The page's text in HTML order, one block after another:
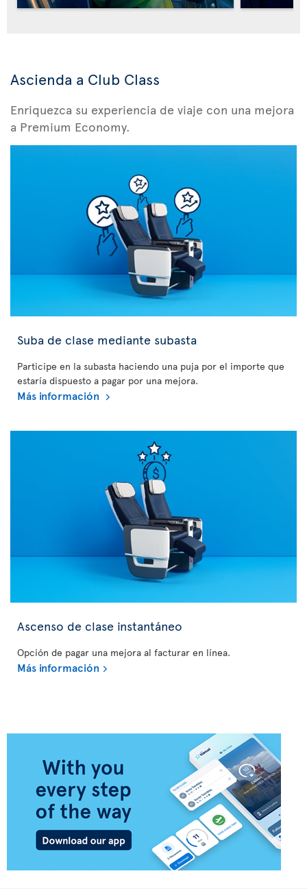
Ascienda a Club Class
Enriquezca su experiencia de viaje con una mejora
a Premium Economy.
Suba de clase mediante subasta
Participe en la subasta haciendo una puja por el importe que
estaría dispuesto a pagar por una mejora.
Más información
Ascenso de clase instantáneo
Opción de pagar una mejora al facturar en línea.
Más información